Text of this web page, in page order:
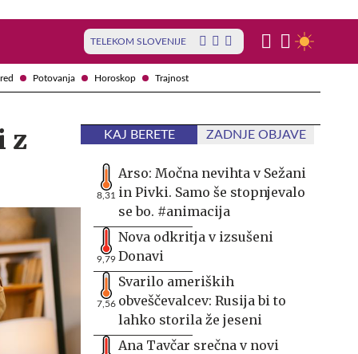
Potovanja Horoskop Trajnost
TELEKOM SLOVENIJE
z
KAJ BERETE ZADNJE OBJAVE
8,31
Arso: Močna nevihta v Sežani
in Pivki. Samo še stopnjevalo
se bo. #animacija
9,79
Nova odkritja v izsušeni
Donavi
7,56
Svarilo ameriških
obveščevalcev: Rusija bi to
lahko storila že jeseni
Ana Tavčar srečna v novi